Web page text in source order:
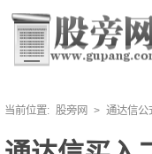
当前位置: 股旁网 > 通达信公